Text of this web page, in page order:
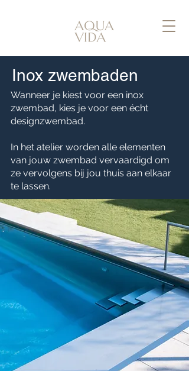
Inox zwembaden
Wanneer je kiest voor een inox
zwembad, kies je voor een écht
designzwembad.
In het atelier worden alle elementen
van jouw zwembad vervaardigd om
ze vervolgens bij jou thuis aan elkaar
te lassen.